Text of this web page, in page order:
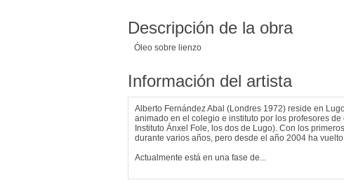
Descripción de la obra
Óleo sobre lienzo
Información del artista
Alberto Fernández Abal (Londres 1972) reside en
animado en el colegio e instituto por los profesores
Instituto Ánxel Fole, los dos de Lugo). Con los
durante varios años, pero desde el año 2004 ha
Actualmente está en una fase de...